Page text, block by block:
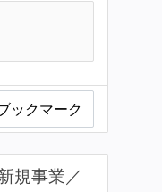
ックマーク
規事業／